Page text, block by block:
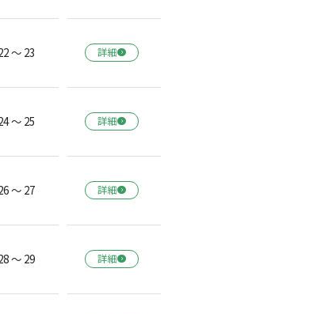
～ 23 詳細
～ 25 詳細
～ 27 詳細
～ 29 詳細